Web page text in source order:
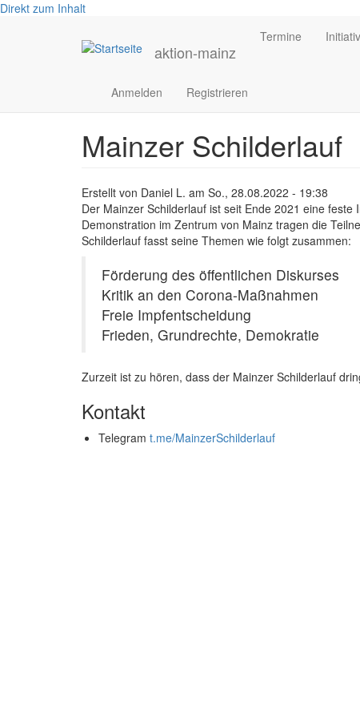
Direkt zum Inhalt
aktion-mainz
Anmelden Registrieren
navigation
Termine
Mainzer Schilderlauf
Erstellt von Daniel L. am So., 28.08.2022 - 19:38
Der Mainzer Schilderlauf ist seit Ende 2021 eine
Demonstration im Zentrum von Mainz tragen die
Schilderlauf fasst seine Themen wie folgt zusammen:
Förderung des öffentlichen Diskurses
Kritik an den Corona-Maßnahmen
Freie Impfentscheidung
Frieden, Grundrechte, Demokratie
Zurzeit ist zu hören, dass der Mainzer Schilderlauf
Kontakt
Telegram t.me/MainzerSchilderlauf